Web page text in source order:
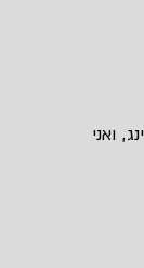
ואני